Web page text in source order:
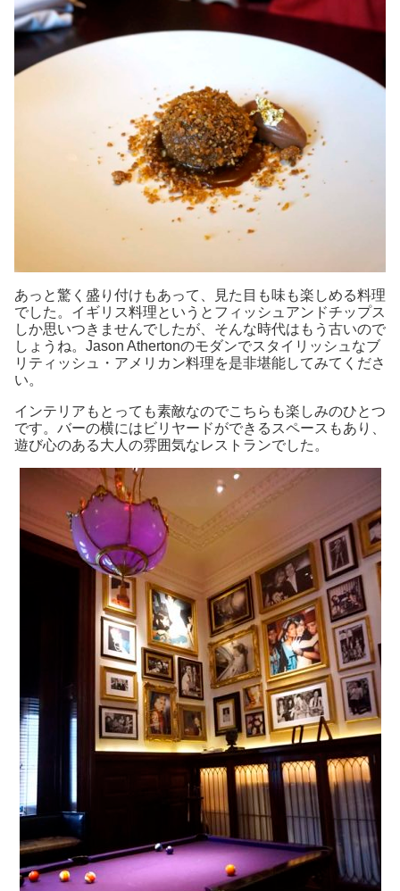
あっと驚く盛り付けもあって、見た目も味も楽しめる料理
でした。イギリス料理というとフィッシュアンドチップス
しか思いつきませんでしたが、そんな時代はもう古いので
しょうね。Jason Athertonのモダンでスタイリッシュなブ
リティッシュ・アメリカン料理を是非堪能してみてくださ
い。
インテリアもとっても素敵なのでこちらも楽しみのひとつ
です。バーの横にはビリヤードができるスペースもあり、
遊び心のある大人の雰囲気なレストランでした。